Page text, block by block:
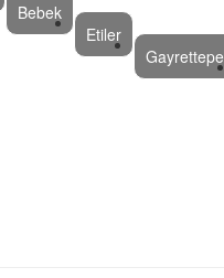
Bebek
Etiler
Gayrettepe